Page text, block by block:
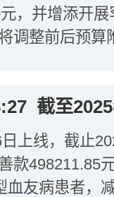
，并增添开
调整前后预算
截至
上线，截止
款498211.85
血友病患者，